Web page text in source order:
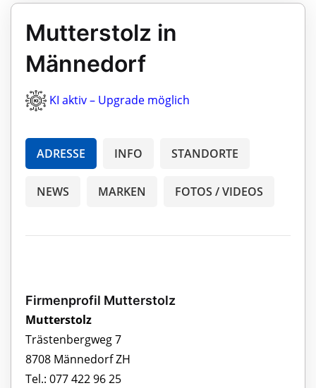
Mutterstolz in
Männedorf
KI aktiv – Upgrade möglich
ADRESSE INFO STANDORTE
NEWS MARKEN FOTOS / VIDEOS
Firmenprofil Mutterstolz
Mutterstolz
Trästenbergweg 7
8708 Männedorf ZH
Tel.: 077 422 96 25